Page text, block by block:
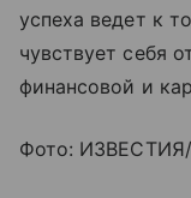
успеха ведет к
чувствует себя
финансовой и
Фото: